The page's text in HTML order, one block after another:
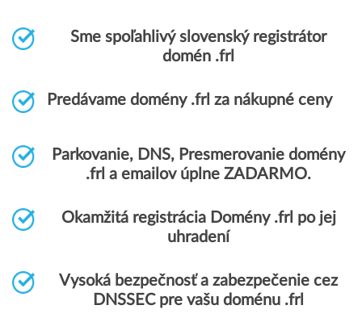
Sme spoľahlivý slovenský registrátor
domén .frl
Predávame domény .frl za nákupné ceny
Parkovanie, DNS, Presmerovanie domény
.frl a emailov úplne ZADARMO.
Okamžitá registrácia Domény .frl po jej
uhradení
Vysoká bezpečnosť a zabezpečenie cez
DNSSEC pre vašu doménu .frl